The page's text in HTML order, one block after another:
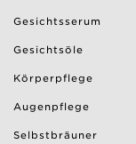
Gesichtsserum
Gesichtsöle
Körperpflege
Augenpflege
Selbstbräuner